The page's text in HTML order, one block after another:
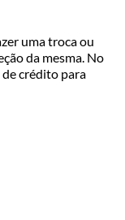
uma troca ou
da mesma. No
crédito para